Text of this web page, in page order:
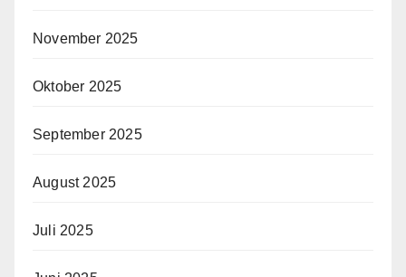
November 2025
Oktober 2025
September 2025
August 2025
Juli 2025